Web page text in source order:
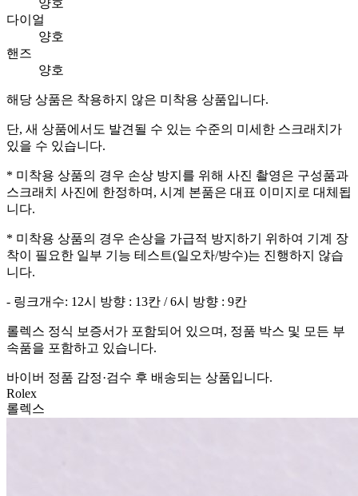
다이얼
양호
핸즈
양호
해당 상품은 착용하지 않은 미착용 상품입니다.
단, 새 상품에서도 발견될 수 있는 수준의 미세한 스크래치가
있을 수 있습니다.
* 미착용 상품의 경우 손상 방지를 위해 사진 촬영은 구성품과
스크래치 사진에 한정하며, 시계 본품은 대표 이미지로 대체됩
니다.
* 미착용 상품의 경우 손상을 가급적 방지하기 위하여 기계 장
착이 필요한 일부 기능 테스트(일오차/방수)는 진행하지 않습
니다.
- 링크개수: 12시 방향 : 13칸 / 6시 방향 : 9칸
롤렉스 정식 보증서가 포함되어 있으며, 정품 박스 및 모든 부
속품을 포함하고 있습니다.
바이버 정품 감정·검수 후 배송되는 상품입니다.
Rolex
롤렉스